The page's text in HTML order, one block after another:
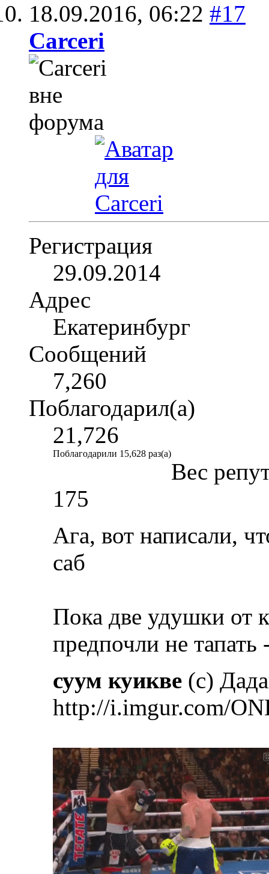
18.09.2016, 06:22 #17
Carceri
Регистрация
29.09.2014
Адрес
Екатеринбург
Сообщений
7,260
Поблагодарил(а)
21,726
Поблагодарили 15,628 раз(а)
Вес
175
Ага, вот написали,
саб
Пока две удушки от
предпочли не
суум куикве (с)
http://i.imgur.com/